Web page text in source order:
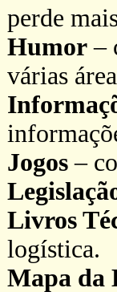
perde
Humor –
várias
Jogos –
Livros
logística.
Mapa da